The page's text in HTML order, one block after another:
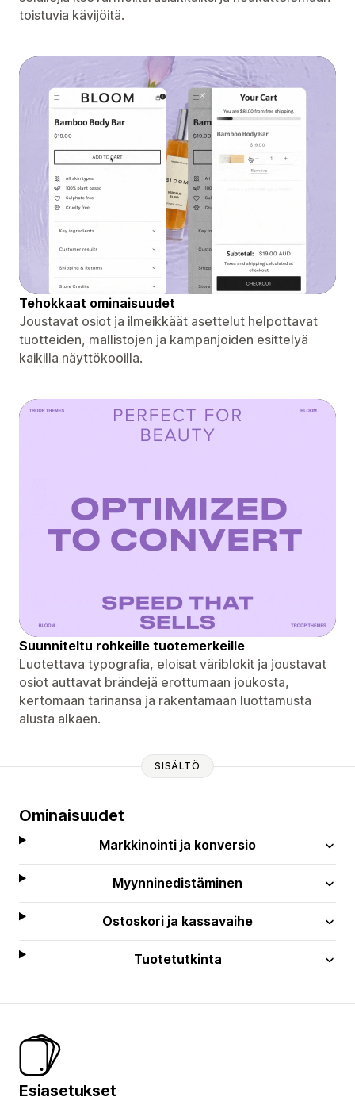
toistuvia kävijöitä.
Tehokkaat ominaisuudet
Joustavat osiot ja ilmeikkäät asettelut helpottavat
tuotteiden, mallistojen ja kampanjoiden esittelyä
kaikilla näyttökooilla.
Suunniteltu rohkeille tuotemerkeille
Luotettava typografia, eloisat väriblokit ja joustavat
osiot auttavat brändejä erottumaan joukosta,
kertomaan tarinansa ja rakentamaan luottamusta
alusta alkaen.
SISÄLTÖ
Ominaisuudet
Markkinointi ja konversio
Myynninedistäminen
Ostoskori ja kassavaihe
Tuotetutkinta
Esiasetukset